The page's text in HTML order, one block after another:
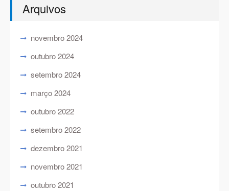
Arquivos
novembro 2024
outubro 2024
setembro 2024
março 2024
outubro 2022
setembro 2022
dezembro 2021
novembro 2021
outubro 2021